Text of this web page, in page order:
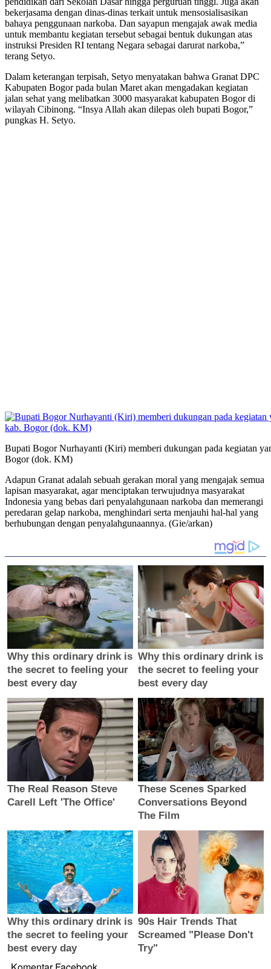
bekerjasama dengan dinas-dinas terkait untuk mensosialisasikan
bahaya penggunaan narkoba. Dan sayapun mengajak awak media
untuk membantu kegiatan tersebut sebagai bentuk dukungan atas
instruksi Presiden RI tentang Negara sebagai darurat narkoba,”
terang Setyo.
Dalam keterangan terpisah, Setyo menyatakan bahwa Granat DPC
Kabupaten Bogor pada bulan Maret akan mengadakan kegiatan
jalan sehat yang melibatkan 3000 masyarakat kabupaten Bogor di
wilayah Cibinong. “Insya Allah akan dilepas oleh bupati Bogor,”
pungkas H. Setyo.
Bupati Bogor Nurhayanti (Kiri) memberi dukungan pada kegiatan
Bogor (dok. KM)
Adapun Granat adalah sebuah gerakan moral yang mengajak semua
lapisan masyarakat, agar menciptakan terwujudnya masyarakat
Indonesia yang bebas dari penyalahgunaan narkoba dan memerangi
peredaran gelap narkoba, menghindari serta menjauhi hal-hal yang
berhubungan dengan penyalahgunaannya. (Gie/arkan)